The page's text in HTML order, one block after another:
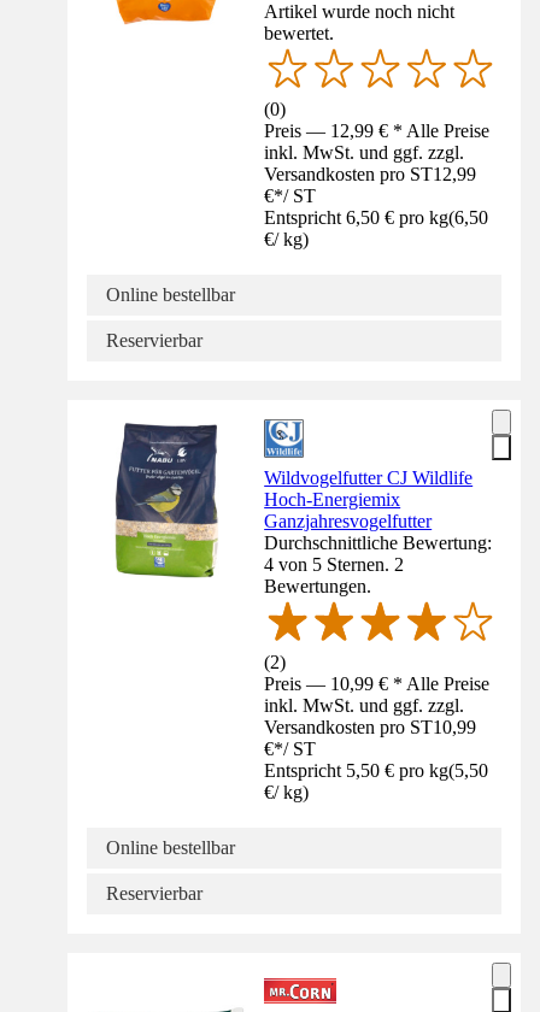
Artikel wurde noch nicht
bewertet.
(0)
Preis — 12,99 € * Alle Preise
inkl. MwSt. und ggf. zzgl.
Versandkosten pro ST12,99
€*/ ST
Entspricht 6,50 € pro kg(6,50
€/ kg)
Online bestellbar
Reservierbar
Wildvogelfutter CJ Wildlife
Hoch-Energiemix
Ganzjahresvogelfutter
Durchschnittliche Bewertung:
4 von 5 Sternen. 2
Bewertungen.
(2)
Preis — 10,99 € * Alle Preise
inkl. MwSt. und ggf. zzgl.
Versandkosten pro ST10,99
€*/ ST
Entspricht 5,50 € pro kg(5,50
€/ kg)
Online bestellbar
Reservierbar